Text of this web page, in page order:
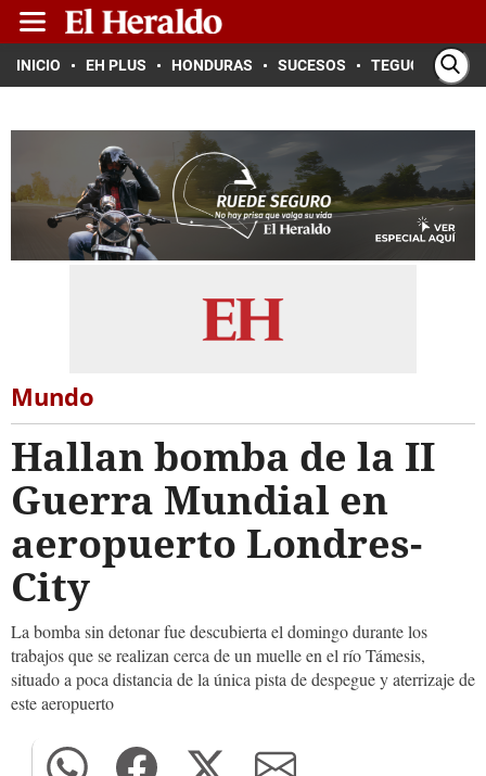
INICIO EH PLUS HONDURAS SUCESOS TEGUCIGALPA
Mundo
Hallan bomba de la II
Guerra Mundial en
aeropuerto Londres-
City
La bomba sin detonar fue descubierta el domingo durante los
trabajos que se realizan cerca de un muelle en el río Támesis,
situado a poca distancia de la única pista de despegue y aterrizaje de
este aeropuerto